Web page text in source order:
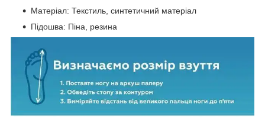
Матеріал: Текстиль, синтетичний матеріал
Підошва: Піна, резина